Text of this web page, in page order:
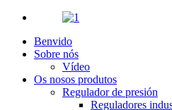
Benvido
Sobre nós
Vídeo
Os nosos produtos
Regulador de presión
Reguladores